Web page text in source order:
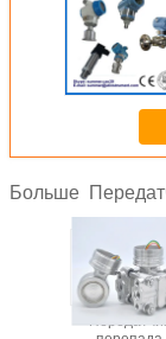
Больше